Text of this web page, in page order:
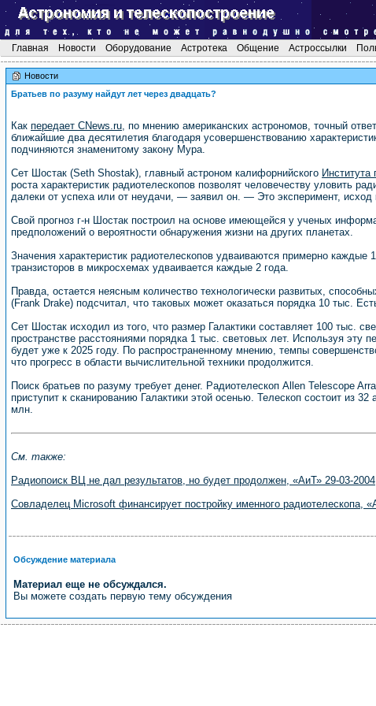
Главная Новости Оборудование Астротека Общение Астроссылки
Новости
Братьев по разуму найдут лет через двадцать?
Как передает CNews.ru, по мнению американских астрономов, точный
ближайшие два десятилетия благодаря усовершенствованию
подчиняются знаменитому закону Мура.
Сет Шостак (Seth Shostak), главный астроном калифорнийского Института
роста характеристик радиотелескопов позволят человечеству уловить
далеки от успеха или от неудачи, — заявил он. — Это эксперимент, исход
Свой прогноз г-н Шостак построил на основе имеющейся у ученых
предположений о вероятности обнаружения жизни на других планетах.
Значения характеристик радиотелескопов удваиваются примерно
транзисторов в микросхемах удваивается каждые 2 года.
Правда, остается неясным количество технологически развитых,
(Frank Drake) подсчитал, что таковых может оказаться порядка 10 тыс.
Сет Шостак исходил из того, что размер Галактики составляет 100 тыс.
пространстве расстояниями порядка 1 тыс. световых лет. Используя эту
будет уже к 2025 году. По распространенному мнению, темпы
что прогресс в области вычислительной техники продолжится.
Поиск братьев по разуму требует денег. Радиотелескоп Allen Telescope
приступит к сканированию Галактики этой осенью. Телескоп состоит из
млн.
См. также:
Радиопоиск ВЦ не дал результатов, но будет продолжен, «АиТ» 29-03-2004
Совладелец Microsoft финансирует постройку именного радиотелескопа,
Обсуждение материала
Материал еще не обсуждался.
Вы можете создать первую тему обсуждения